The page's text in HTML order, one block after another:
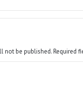
not be published.Required